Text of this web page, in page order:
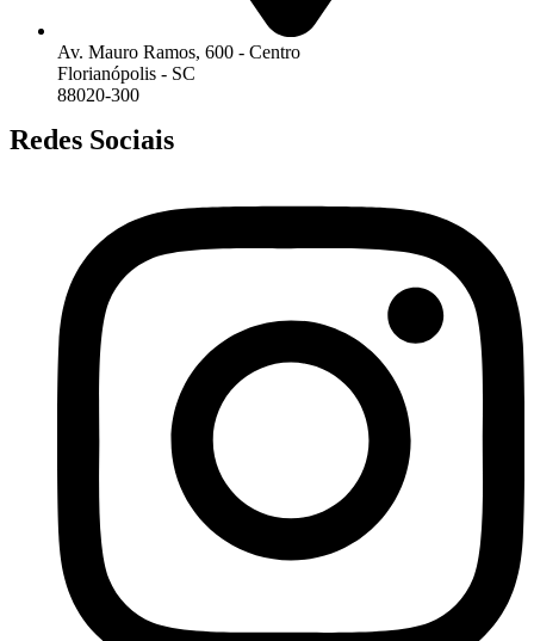
Av. Mauro Ramos, 600 - Centro
Florianópolis - SC
88020-300
Redes Sociais